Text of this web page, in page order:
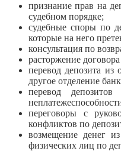
признание прав на
судебном порядке;
судебные споры по
которые на него
консультация по
расторжение
перевод депозита из
другое отделение
перевод
переговоры с
конфликтов по
возмещение денег
физических лиц по